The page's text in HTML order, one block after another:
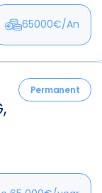
65000€/An
Permanent